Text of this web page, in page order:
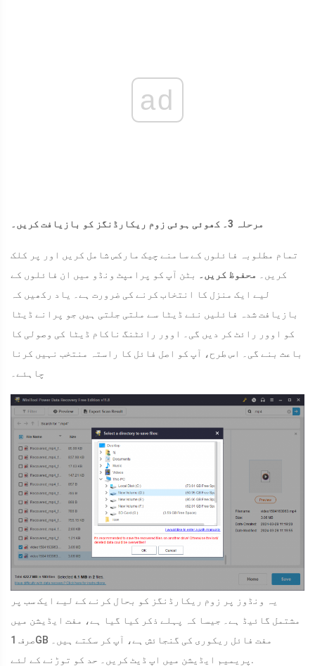
ad
مرحلہ 3۔ کھوئی ہوئی زوم ریکارڈنگز کو بازیافت کریں۔
تمام مطلوبہ فائلوں کے سامنے چیک مارکس شامل کریں اور پر کلک
کریں۔ محفوظ کریں۔ بٹن آپ کو پرامپٹ ونڈو میں ان فائلوں کے
لیے ایک منزل کا انتخاب کرنے کی ضرورت ہے۔ یاد رکھیں کہ
بازیافت شدہ فائلیں نئے ڈیٹا سے ملتی جلتی ہیں جو پرانے ڈیٹا
کو اوور رائٹ کر دیں گی۔ اوور رائٹنگ ناکام ڈیٹا کی وصولی کا
باعث بنے گی۔ اس طرح، آپ کو اصل فائل کا راستہ منتخب نہیں کرنا
چاہئے۔
یہ ونڈوز پر زوم ریکارڈنگز کو بحال کرنے کے لیے ایک سب پر
مشتمل گائیڈ ہے۔ جیسا کہ پہلے ذکر کیا گیا ہے، مفت ایڈیشن میں
صرف 1GB مفت فائل ریکوری کی گنجائش ہے، آپ کر سکتے ہیں۔
پریمیم ایڈیشن میں اپ ڈیٹ کریں۔ حد کو توڑنے کے لئے.